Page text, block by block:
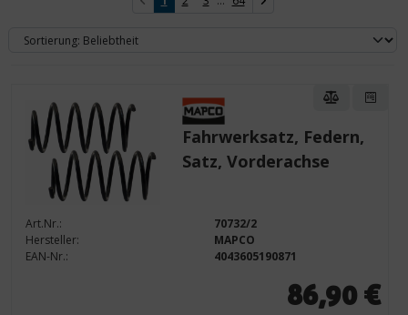
Fahrwerksatz, Federn,
Satz, Vorderachse
Art.Nr.:
70732/2
Hersteller:
MAPCO
EAN-Nr.:
4043605190871
86,90 €